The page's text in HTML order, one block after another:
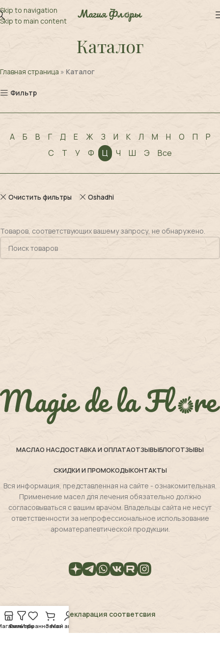
Skip to navigation
Skip to main content
Каталог
Главная страница » Каталог
Фильтр
А Б В Г Д Е Ж З И К Л М Н О П
Р
С
Т У Ф Ц Ч Ш Э Все
Очистить фильтры Oshadhi
Товаров, соответствующих вашему запросу, не обнаружено.
МАСЛАО НАСДОСТАВКА И ОПЛАТАОТЗЫВЫБЛОГОТЗЫВЫ
СКИДКИ И ПРОМОКОДЫКОНТАКТЫ
Вся информация, представленная на сайте - ознакомительная.
Применение масел для лечения обязательно должно
согласовываться с вашим врачом. Владельцы сайта не несут
ответственности за непрофессиональное использование
ароматерапевтической продукции.
Декларация соответсвия
ФильтрыИзбранноеЗаказ
Мой аккаунт